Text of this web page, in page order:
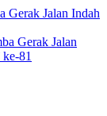
Gerak Jalan Indah
Gerak Jalan
81